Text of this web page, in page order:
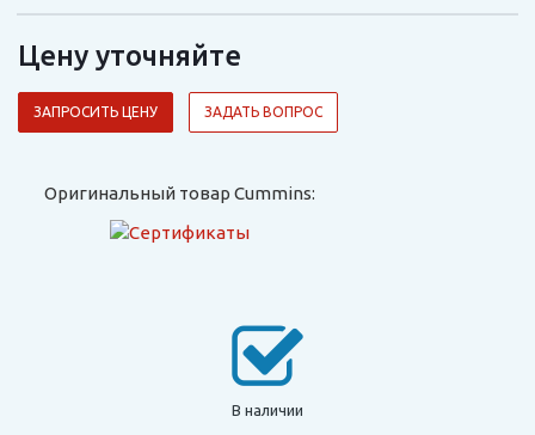
Цену уточняйте
ЗАПРОСИТЬ ЦЕНУ ЗАДАТЬ ВОПРОС
Оригинальный товар Cummins:
В наличии